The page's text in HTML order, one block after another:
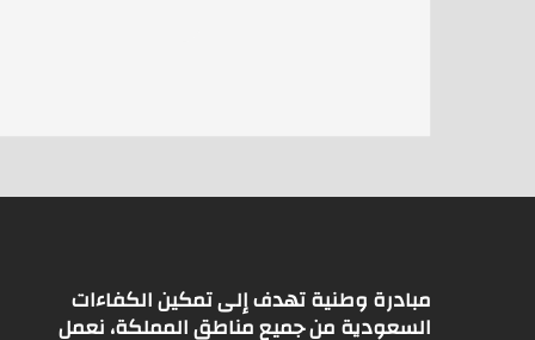
مبادرة وطنية تهدف إلى تمكين الكفاءات
السعودية من جميع مناطق المملكة، نعمل